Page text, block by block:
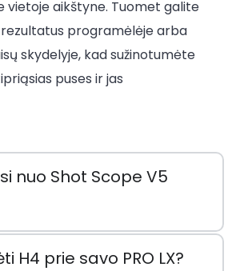
vietoje aikštyne. Tuomet galite
programėlėje arba
skydelyje, kad sužinotumėte
puses ir jas
nuo Shot Scope V5
H4 prie savo PRO LX?